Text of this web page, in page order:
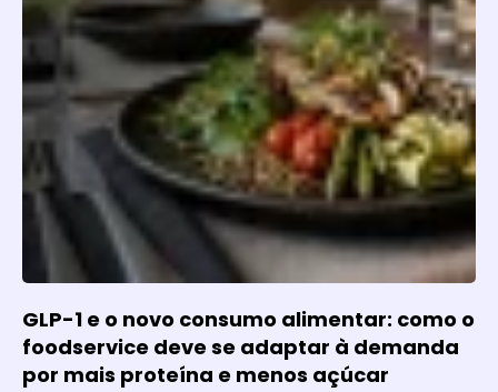
GLP-1 e o novo consumo alimentar: como o
foodservice deve se adaptar à demanda
por mais proteína e menos açúcar